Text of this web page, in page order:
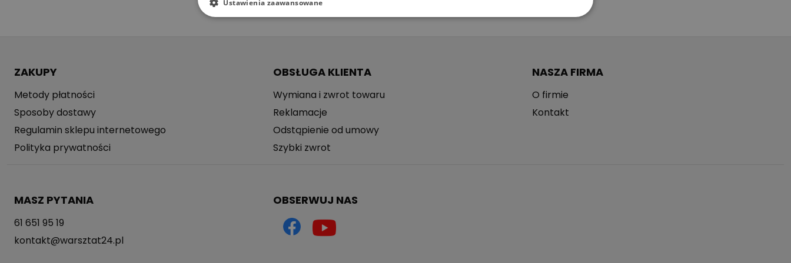
ZAKUPY
Metody płatności
Sposoby dostawy
Regulamin sklepu internetowego
Polityka prywatności
OBSŁUGA KLIENTA
Wymiana i zwrot towaru
Reklamacje
Odstąpienie od umowy
Szybki zwrot
NASZA FIRMA
O firmie
Kontakt
MASZ PYTANIA
61 651 95 19
kontakt@warsztat24.pl
OBSERWUJ NAS
Ustawienia zaawansowane